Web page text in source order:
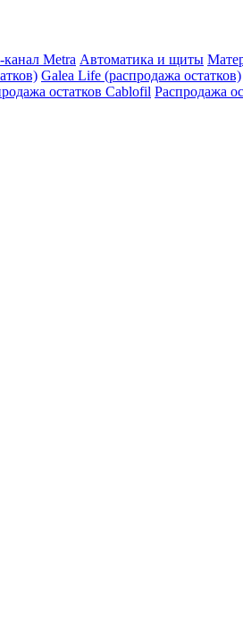
канал Metra Автоматика и щиты
Galea Life (распродажа остатков)
остатков Cablofil Распродажа